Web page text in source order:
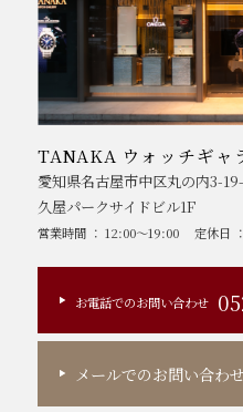
TANAKA ウォッチギャ
愛知県名古屋市中区丸の内3-
久屋パークサイドビル1F
営業時間 ： 12:00～19:00 定休日
お電話でのお問い合わせ
メールでのお問い合わせ